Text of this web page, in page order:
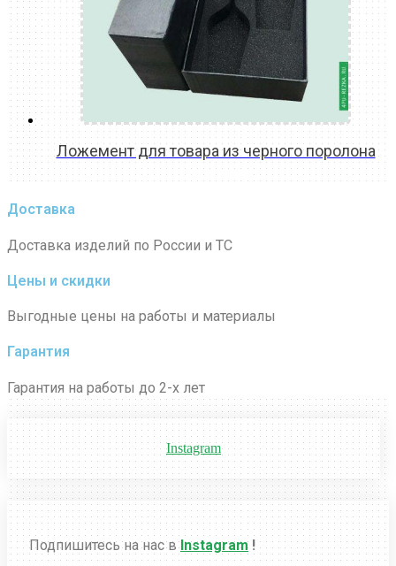
Ложемент для товара из черного поролона
READ MORE
Доставка
Доставка изделий по России и ТС
Цены и скидки
Выгодные цены на работы и материалы
Гарантия
Гарантия на работы до 2-х лет
Instagram
Подпишитесь на нас вInstagram !